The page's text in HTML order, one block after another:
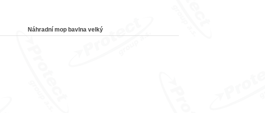
Náhradní mop bavlna velký